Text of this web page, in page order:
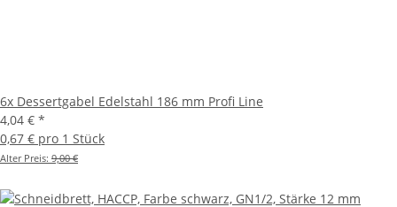
6x Dessertgabel Edelstahl 186 mm Profi Line
4,04 € *
0,67 € pro 1 Stück
Alter Preis: 9,00 €